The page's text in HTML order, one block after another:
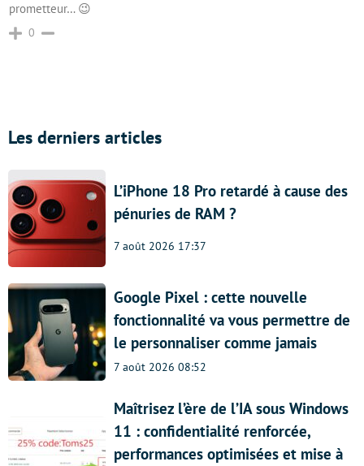
prometteur… 😉
0
Les derniers articles
L’iPhone 18 Pro retardé à cause des
pénuries de RAM ?
7 août 2026 17:37
Google Pixel : cette nouvelle
fonctionnalité va vous permettre de
le personnaliser comme jamais
7 août 2026 08:52
Maîtrisez l’ère de l’IA sous Windows
11 : confidentialité renforcée,
performances optimisées et mise à